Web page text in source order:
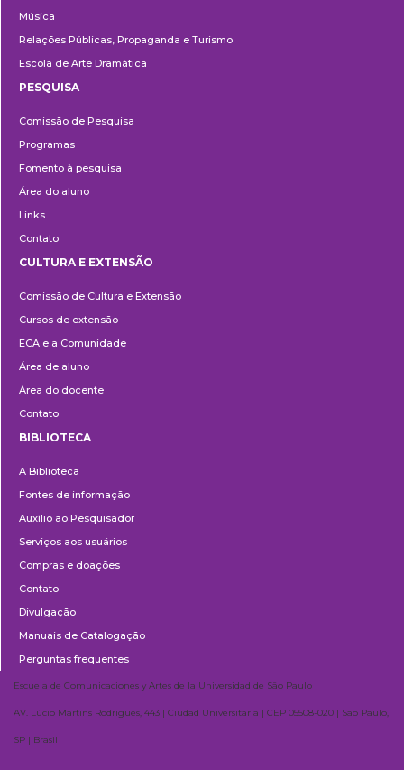
Música
Relações Públicas, Propaganda e Turismo
Escola de Arte Dramática
PESQUISA
Comissão de Pesquisa
Programas
Fomento à pesquisa
Área do aluno
Links
Contato
e
Extensão
CULTURA E EXTENSÃO
Comissão de Cultura e Extensão
Cursos de extensão
ECA e a Comunidade
Área de aluno
Área do docente
Contato
BIBLIOTECA
A Biblioteca
Fontes de informação
Auxílio ao Pesquisador
Serviços aos usuários
Compras e doações
Contato
Divulgação
Manuais de Catalogação
Perguntas frequentes
Escuela de Comunicaciones y Artes de la Universidad de São Paulo
AV. Lúcio Martins Rodrigues, 443 | Ciudad Universitaria | CEP 05508-020 | São Paulo,
SP | Brasil